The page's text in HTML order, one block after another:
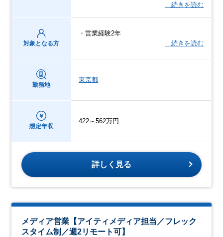
…続きを読む
対象となる方
・営業経験2年
…続きを読む
勤務地
東京都
想定年収
422～562万円
詳しく見る
メディア営業【アイティメディア担当／フレック
スタイム制／週2リモート可】